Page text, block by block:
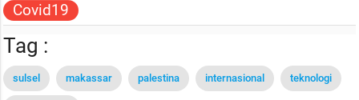
Covid19
Tag :
sulsel makassar palestina internasional teknologi